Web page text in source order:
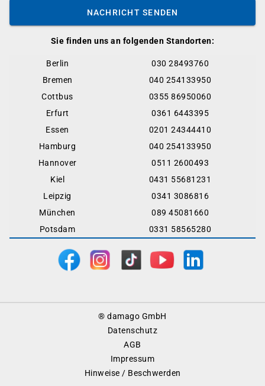
Sie finden uns an folgenden Standorten:
Berlin
030 28493760
Bremen
040 254133950
Cottbus
0355 86950060
Erfurt
0361 6443395
Essen
0201 24344410
Hamburg
040 254133950
Hannover
0511 2600493
Kiel
0431 55681231
Leipzig
0341 3086816
München
089 45081660
Potsdam
0331 58565280
NACHRICHT SENDEN
® damago GmbH
Datenschutz
AGB
Impressum
Hinweise / Beschwerden